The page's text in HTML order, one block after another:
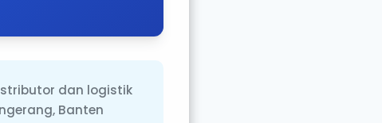
dan logistik
Banten